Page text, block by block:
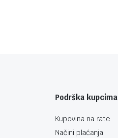
Podrška kupcima
Kupovina na rate
Načini plaćanja